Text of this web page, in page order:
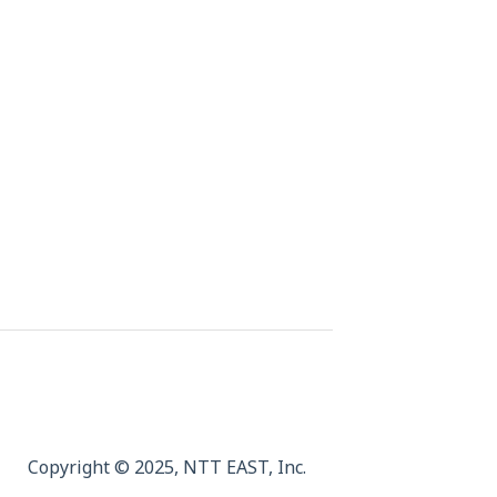
Copyright © 2025, NTT EAST, Inc.